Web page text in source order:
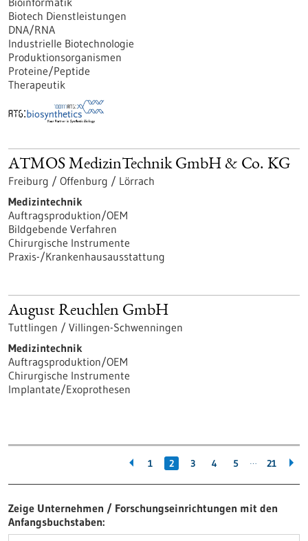
Biotech Dienstleistungen
DNA/RNA
Industrielle Biotechnologie
Produktionsorganismen
Proteine/Peptide
Therapeutik
ATMOS MedizinTechnik GmbH & Co. KG
Freiburg / Offenburg / Lörrach
Medizintechnik
Auftragsproduktion/OEM
Bildgebende Verfahren
Chirurgische Instrumente
Praxis-/Krankenhausausstattung
August Reuchlen GmbH
Tuttlingen / Villingen-Schwenningen
Medizintechnik
Auftragsproduktion/OEM
Chirurgische Instrumente
Implantate/Exoprothesen
1 2 3 4 5 … 21
Zeige Unternehmen / Forschungseinrichtungen mit den
Anfangsbuchstaben